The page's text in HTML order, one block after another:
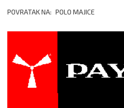
POVRATAK NA: POLO MAJICE